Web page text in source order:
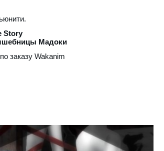
Story
Мадоки
заказу Wakanim